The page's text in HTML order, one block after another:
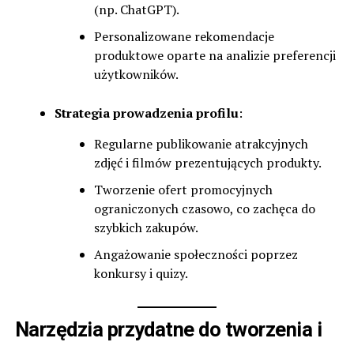
(np. ChatGPT).
Personalizowane rekomendacje
produktowe oparte na analizie preferencji
użytkowników.
Strategia prowadzenia profilu:
Regularne publikowanie atrakcyjnych
zdjęć i filmów prezentujących produkty.
Tworzenie ofert promocyjnych
ograniczonych czasowo, co zachęca do
szybkich zakupów.
Angażowanie społeczności poprzez
konkursy i quizy.
Narzędzia przydatne do tworzenia i